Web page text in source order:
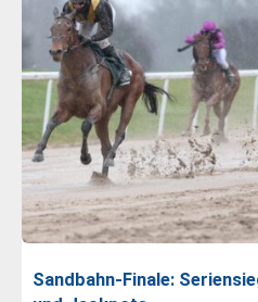
Sandbahn-Finale: